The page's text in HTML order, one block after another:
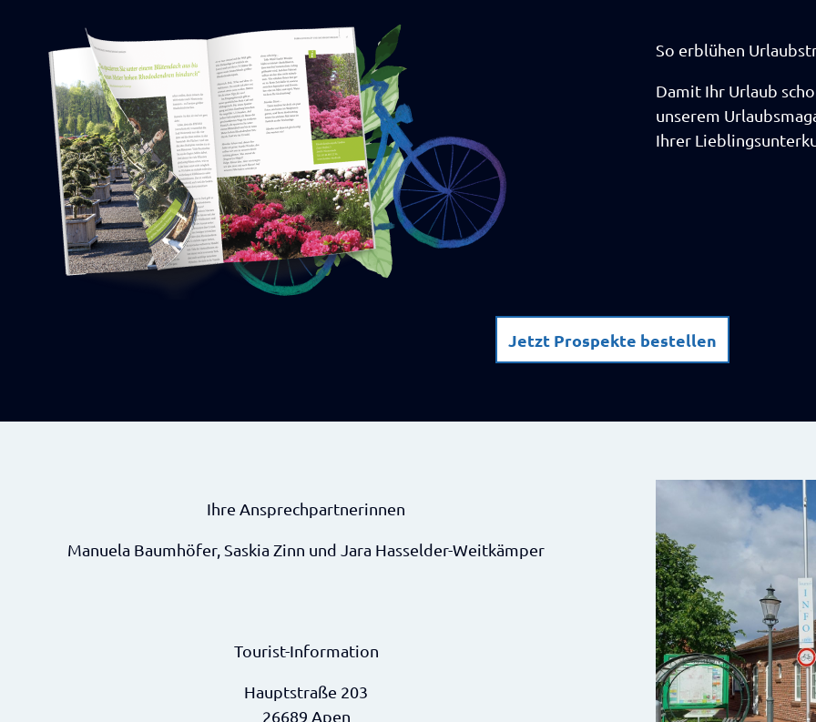
So erblühen
Damit Ihr Urlaub
unserem
Ihrer
Jetzt Prospekte bestellen
Ihre Ansprechpartnerinnen
Manuela Baumhöfer, Saskia Zinn und Jara Hasselder-Weitkämper
Tourist-Information
Hauptstraße 203
26689 Apen